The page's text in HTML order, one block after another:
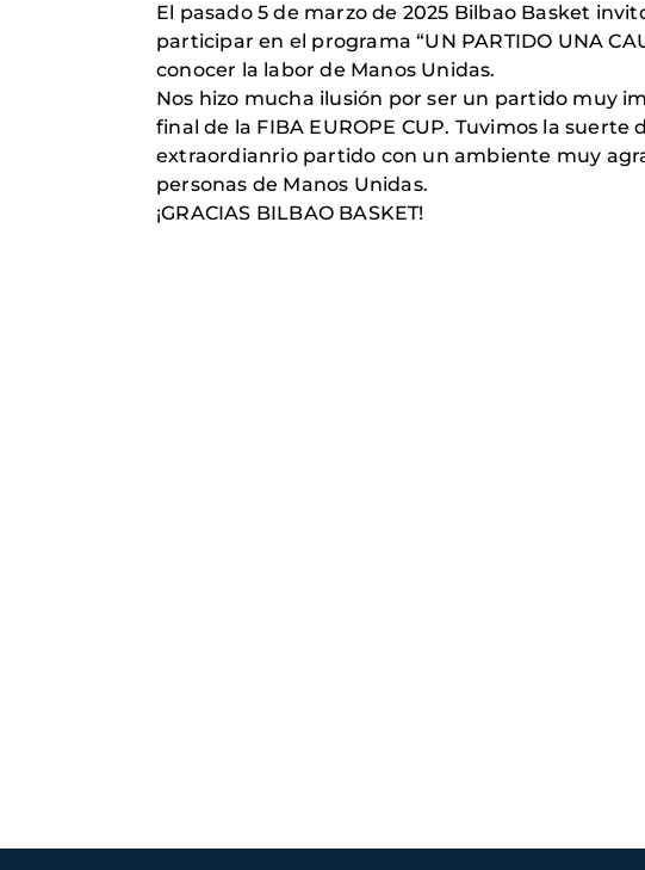
El pasado 5 de marzo de 2025 Bilbao Basket
participar en el programa “UN PARTIDO UNA
conocer la labor de Manos Unidas.
Nos hizo mucha ilusión por ser un partido muy
final de la FIBA EUROPE CUP. Tuvimos la suerte
extraordianrio partido con un ambiente muy
personas de Manos Unidas.
¡GRACIAS BILBAO BASKET!